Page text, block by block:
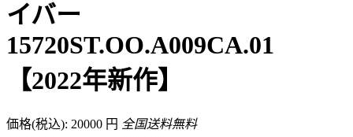
イバー
15720ST.OO.A009CA.01
【2022年新作】
価格(税込): 20000 円 全国送料無料